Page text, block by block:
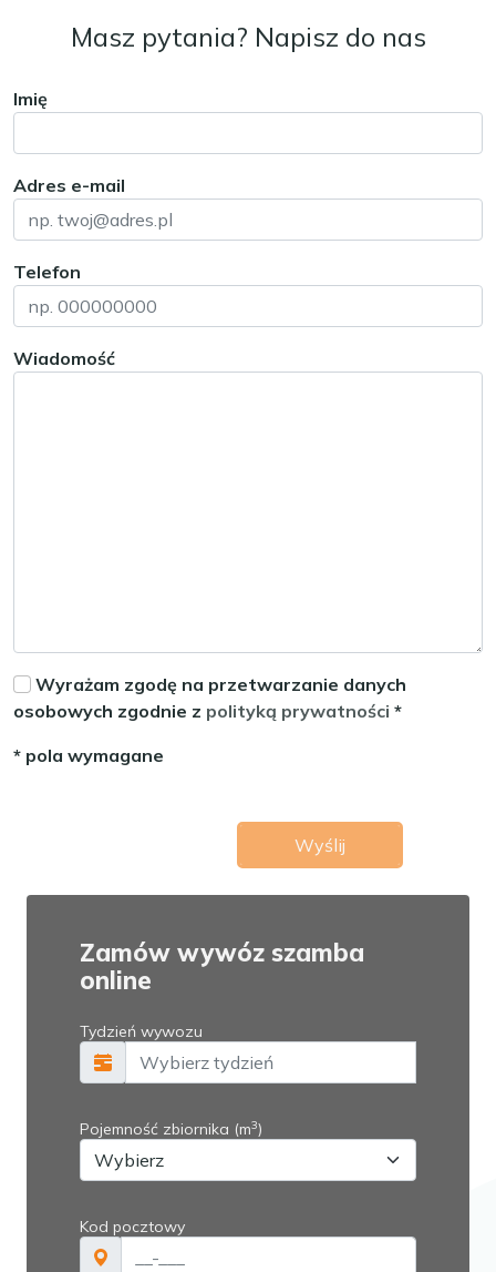
Masz pytania? Napisz do nas
Imię
Adres e-mail
Telefon
Wiadomość
Wyrażam zgodę na przetwarzanie danych
osobowych zgodnie z polityką prywatności *
* pola wymagane